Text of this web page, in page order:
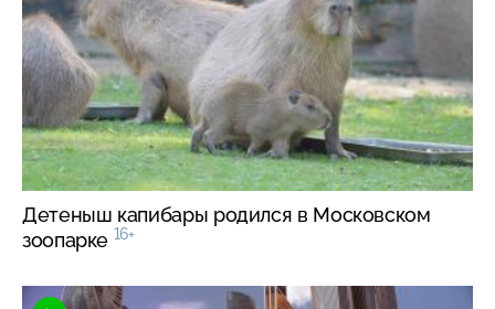
Детеныш капибары родился в Московском
зоопарке 16+